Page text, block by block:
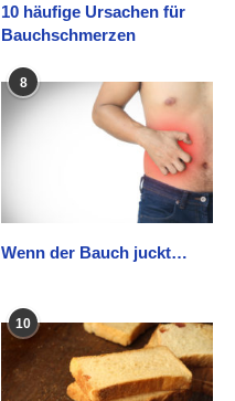
10 häufige Ursachen für
Bauchschmerzen
8
Wenn der Bauch juckt…
10